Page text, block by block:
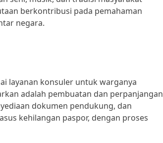
berkontribusi pada pemahaman
negara.
layanan konsuler untuk warganya
adalah pembuatan dan perpanjangan
dokumen pendukung, dan
kehilangan paspor, dengan proses